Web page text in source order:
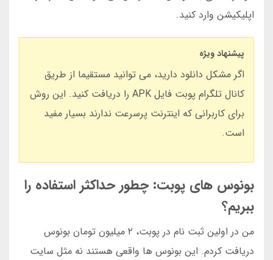
اپلیکیشن وارد کنید.
پیشنهاد ویژه
اگر مشکل دانلود دارید، می توانید مستقیما از طریق
کانال تلگرام پوبت فایل APK را دریافت کنید. این روش
برای کاربرانی که اینترنت پرسرعت ندارند بسیار مفید
است.
بونوس های پوبت: چطور حداکثر استفاده را
ببریم؟
من در اولین ثبت نام در پوبت، ۲ میلیون تومان بونوس
دریافت کردم. این بونوس ها واقعی هستند نه مثل سایت